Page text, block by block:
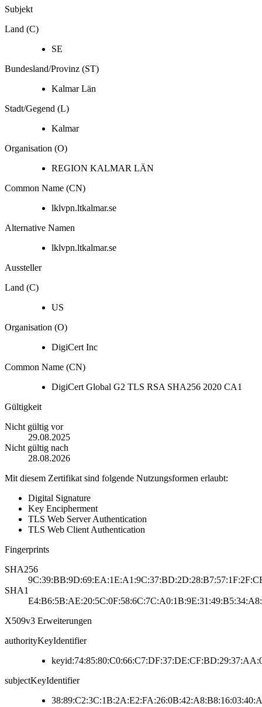
Subjekt
Land (C)
SE
Bundesland/Provinz (ST)
Kalmar Län
Stadt/Gegend (L)
Kalmar
Organisation (O)
REGION KALMAR LÄN
Common Name (CN)
lklvpn.ltkalmar.se
Alternative Namen
lklvpn.ltkalmar.se
Aussteller
Land (C)
US
Organisation (O)
DigiCert Inc
Common Name (CN)
DigiCert Global G2 TLS RSA SHA256 2020 CA1
Gültigkeit
Nicht gültig vor
29.08.2025
Nicht gültig nach
28.08.2026
Mit diesem Zertifikat sind folgende Nutzungsformen erlaubt:
Digital Signature
Key Encipherment
TLS Web Server Authentication
TLS Web Client Authentication
Fingerprints
SHA256
SHA1
X509v3 Erweiterungen
authorityKeyIdentifier
subjectKeyIdentifier